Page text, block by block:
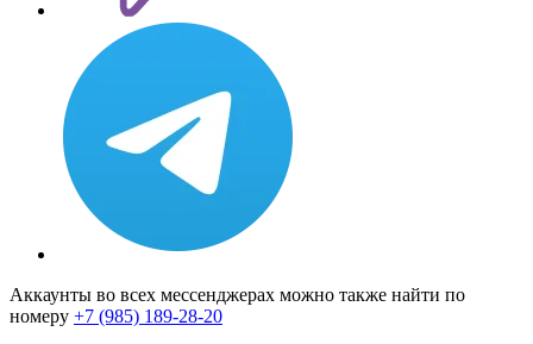
Аккаунты во всех мессенджерах можно также найти по
номеру +7 (985) 189-28-20